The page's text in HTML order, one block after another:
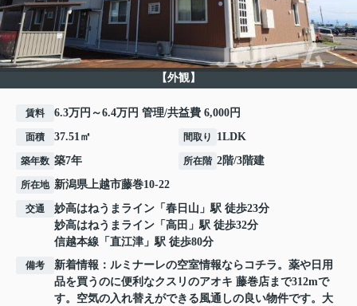
【外観】
賃料 6.3万円～6.4万円 管理/共益費 6,000円
面積 37.51㎡ 間取り 1LDK
築年数 築7年 所在階 2階/3階建
所在地 新潟県上越市藤巻10-22
交通 妙高はねうまライン 「 春日山 」駅 徒歩23分
妙高はねうまライン 「 高田 」駅 徒歩32分
信越本線 「 直江津 」駅 徒歩80分
備考
新着情報：ルミナーレの空室情報ならコチラ。薬や日用
品を買うのに便利なクスリのアオキ 藤巻店まで312mで
す。空気の入れ替えができる風通しの良い物件です。大